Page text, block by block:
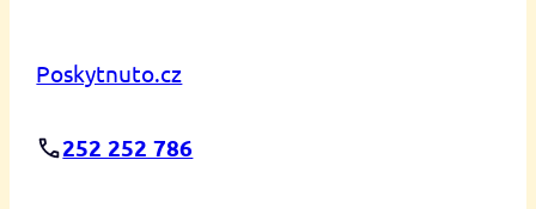
Poskytnuto.cz
252 252 786